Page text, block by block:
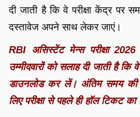
दी जाती है कि वे परीक्षा केंद्र
दस्तावेज अपने साथ लेकर जाएं।
RBI असिस्टेंट मेन्स परीक्षा
उम्मीदवारों को सलाह दी जाती है
डाउनलोड कर लें। अंतिम समय
लिए परीक्षा से पहले ही हॉल टिकट